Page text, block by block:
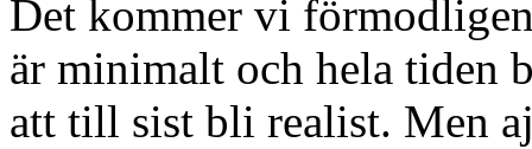
Det kommer vi
är minimalt och hela tiden
att till sist bli realist. Men